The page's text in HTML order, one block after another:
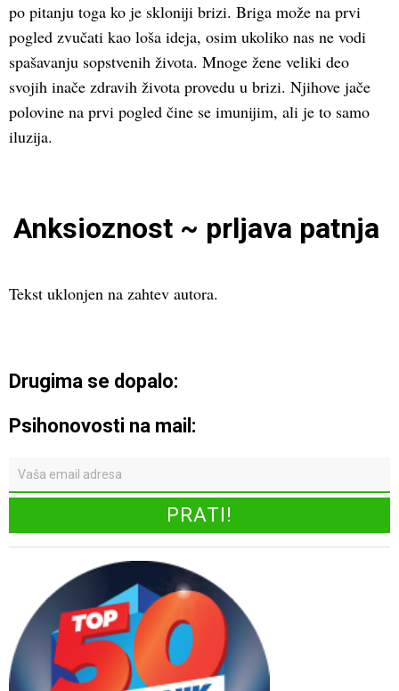
po pitanju toga ko je skloniji brizi. Briga može na prvi
pogled zvučati kao loša ideja, osim ukoliko nas ne vodi
spašavanju sopstvenih života. Mnoge žene veliki deo
svojih inače zdravih života provedu u brizi. Njihove jače
polovine na prvi pogled čine se imunijim, ali je to samo
iluzija.
Anksioznost ~ prljava patnja
Tekst uklonjen na zahtev autora.
Drugima se dopalo:
Psihonovosti na mail: